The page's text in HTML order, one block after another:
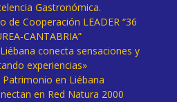
Gastronómica.
de Cooperación LEADER “36
CANTABRIA”
conecta sensaciones y
experiencias»
Patrimonio en Liébana
en Red Natura 2000